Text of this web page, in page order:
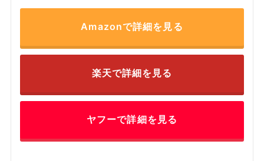
Amazonで詳細を見る
楽天で詳細を見る
ヤフーで詳細を見る